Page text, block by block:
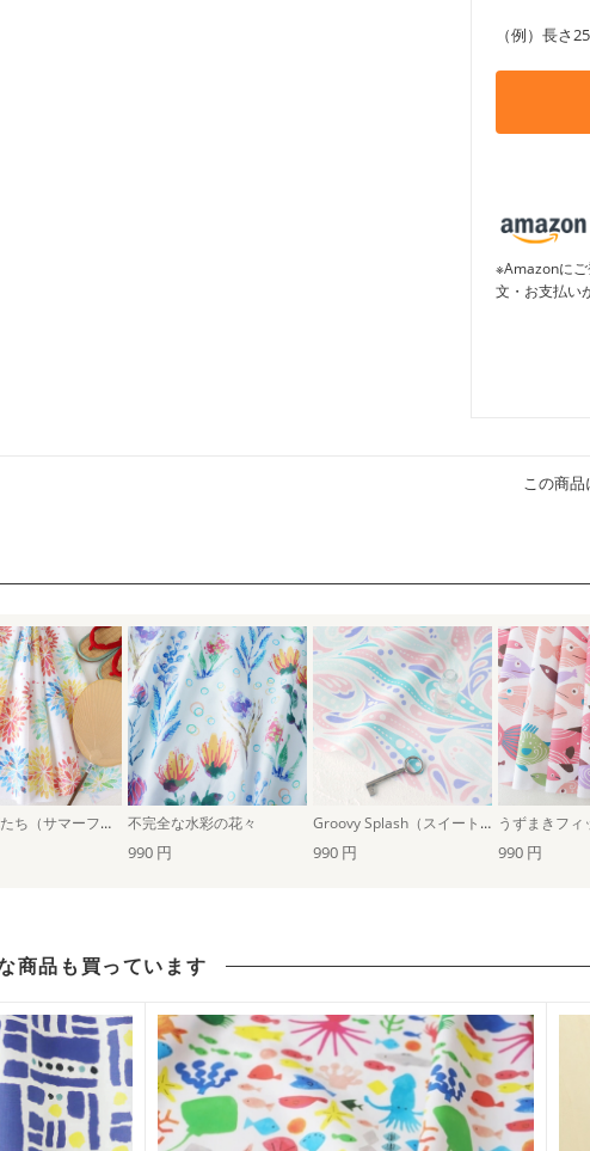
（例）長さ
※Amazonに
文・お支払い
この商
大輪の花たち（サマーフルーツ） 不完全な水彩の花々 Groovy Splash（スイートグリーン＆ピンク）
990 円 990 円 990 円
商品も買っています